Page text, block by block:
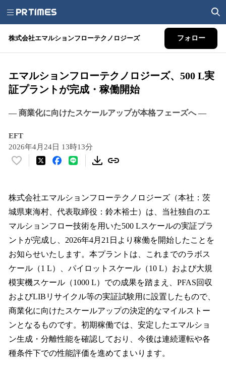
株式会社エマルションフローテクノロジーズ フォロー
エマルションフローテクノロジーズ、500 L実
証プラントが完成・稼働開始
― 商業化に向けたスケールアップが本格フェーズへ ―
EFT
2026年4月24日 13時13分
い
！
数
を
読
み
込
み
中
で
す
株式会社エマルションフローテクノロジーズ（本社：茨
城県東海村、代表取締役：鈴木裕士）は、当社独自のエ
マルションフロー技術を用いた500 Lスケールの実証プラ
ントが完成し、2026年4月21日より稼働を開始したことを
お知らせいたします。本プラントは、これまでのラボス
ケール（1 L）、パイロットスケール（10 L）および大規
模実機スケール（1000 L）での成果を踏まえ、PFAS回収
およびLIBリサイクル等の実証試験用に設置したもので、
商業化に向けたスケールアップの決定的なマイルストー
ンとなるものです。初期稼働では、安定したエマルショ
ン生成・分離性能を確認しており、今後は連続運転や各
種条件下での性能評価を進めてまいります。